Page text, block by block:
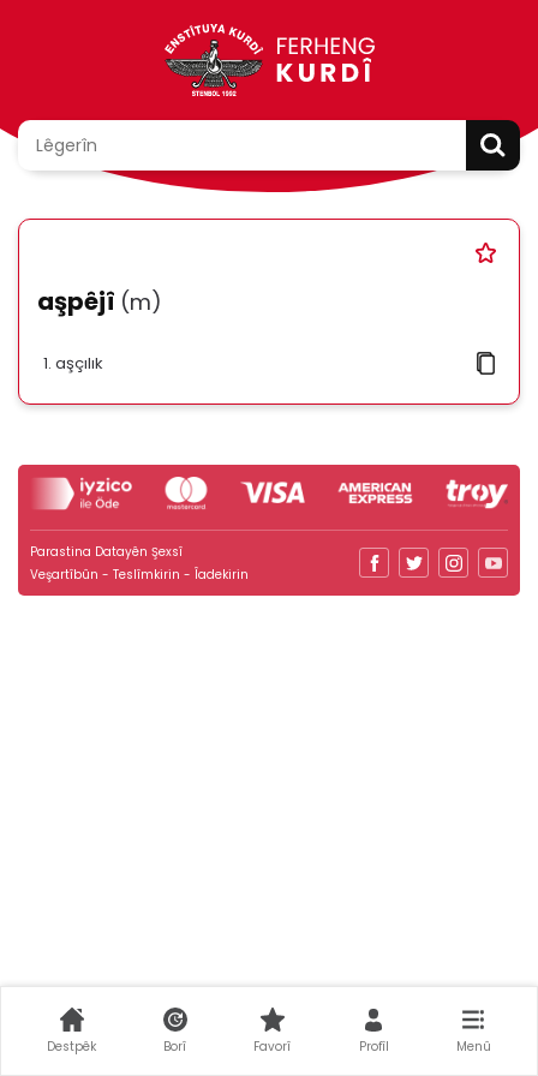
aşpêjî (m)
aşçılık
Parastina Datayên Şexsî
Veşartîbûn - Teslîmkirin - Îadekirin
Destpêk Borî Favorî Profîl Menû